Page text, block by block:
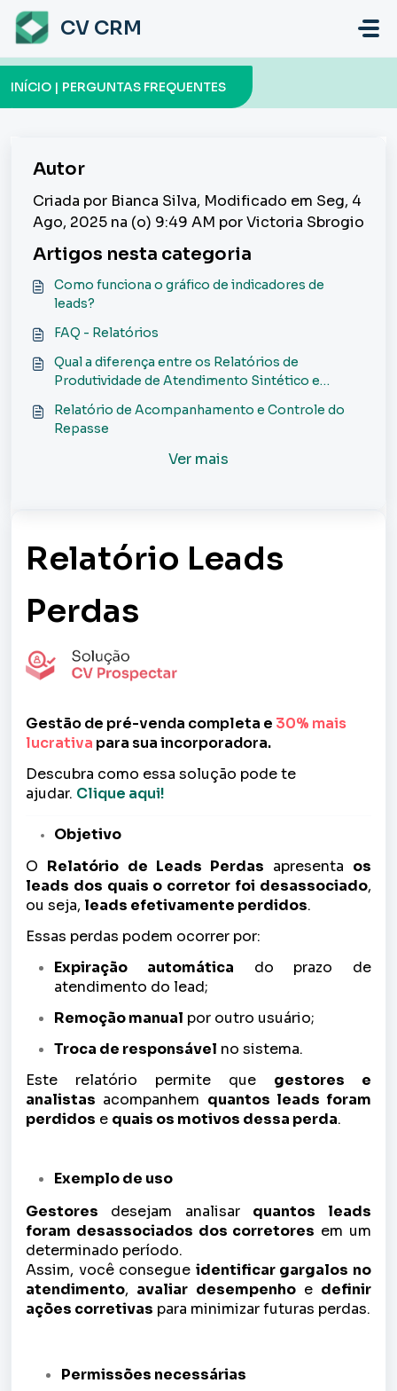
Ir para o conteúdo principal
CV CRM
INÍCIO | PERGUNTAS FREQUENTES
Autor
Criada por Bianca Silva, Modificado em Seg, 4
Ago, 2025 na (o) 9:49 AM por Victoria Sbrogio
Artigos nesta categoria
Como funciona o gráfico de indicadores de
leads?
FAQ - Relatórios
Qual a diferença entre os Relatórios de
Produtividade de Atendimento Sintético e
Relatório de Acompanhamento e Controle do
Repasse
Ver mais
Relatório Leads
Perdas
Gestão de pré-venda completa e 30% mais
lucrativa para sua incorporadora.
Descubra como essa solução pode te
ajudar. Clique aqui!
Objetivo
O Relatório de Leads Perdas apresenta os
leads dos quais o corretor foi desassociado,
ou seja, leads efetivamente perdidos.
Essas perdas podem ocorrer por:
Expiração automática do prazo de
atendimento do lead;
Remoção manual por outro usuário;
Troca de responsável no sistema.
Este relatório permite que gestores e
analistas acompanhem quantos leads foram
perdidos e quais os motivos dessa perda.
Exemplo de uso
Gestores desejam analisar quantos leads
foram desassociados dos corretores em um
determinado período.
Assim, você consegue identificar gargalos no
atendimento, avaliar desempenhoe definir
ações corretivas para minimizar futuras perdas.
Permissões necessárias